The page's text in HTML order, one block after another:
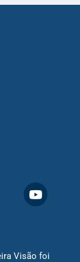
Visão foi